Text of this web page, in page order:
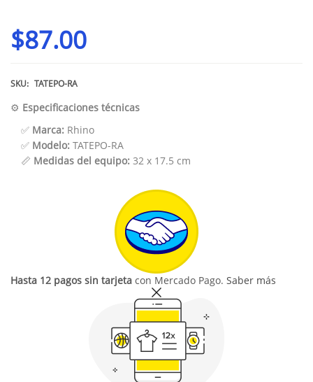
$87.00
SKU: TATEPO-RA
⚙️ Especificaciones técnicas
✅ Marca: Rhino
✅ Modelo: TATEPO-RA
📏 Medidas del equipo: 32 x 17.5 cm
Hasta 12 pagos sin tarjeta con Mercado Pago. Saber más